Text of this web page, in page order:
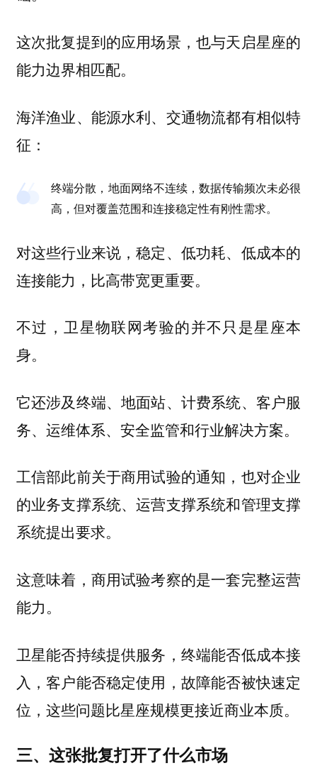
这次批复提到的应用场景，也与天启星座的
能力边界相匹配。
海洋渔业、能源水利、交通物流都有相似特
征：
终端分散，地面网络不连续，数据传输频次未必很
高，但对覆盖范围和连接稳定性有刚性需求。
对这些行业来说，稳定、低功耗、低成本的
连接能力，比高带宽更重要。
不过，卫星物联网考验的并不只是星座本
身。
它还涉及终端、地面站、计费系统、客户服
务、运维体系、安全监管和行业解决方案。
工信部此前关于商用试验的通知，也对企业
的业务支撑系统、运营支撑系统和管理支撑
系统提出要求。
这意味着，商用试验考察的是一套完整运营
能力。
卫星能否持续提供服务，终端能否低成本接
入，客户能否稳定使用，故障能否被快速定
位，这些问题比星座规模更接近商业本质。
三、这张批复打开了什么市场